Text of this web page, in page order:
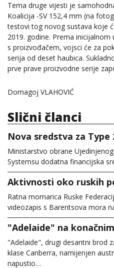
Tema druge vijesti je
Koalicija -SV 152,4 mm (na
testovi tog novog sustava koje
2019. godine. Prema
s proizvođačem, vojsci će za
serija od deset haubica.
prve prave proizvodne serije
Domagoj VLAHOVIĆ
Slični članci
Nova sredstva za Type
Ministarstvo obrane
Systemsu dodatna financijska
Aktivnosti oko ruskih
Ratna mornarica Ruske
videozapis s Barentsova mora
"Adelaide" na
"Adelaide", drugi desantni brod
klase Canberra, namijenjen
napustio…